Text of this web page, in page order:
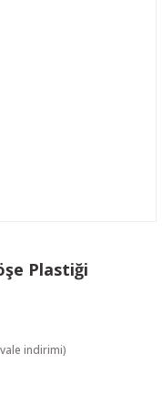
Plastiği
indirimi)